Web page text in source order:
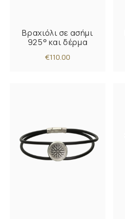
Βραχιόλι σε ασήμι
925° και δέρμα
€110.00